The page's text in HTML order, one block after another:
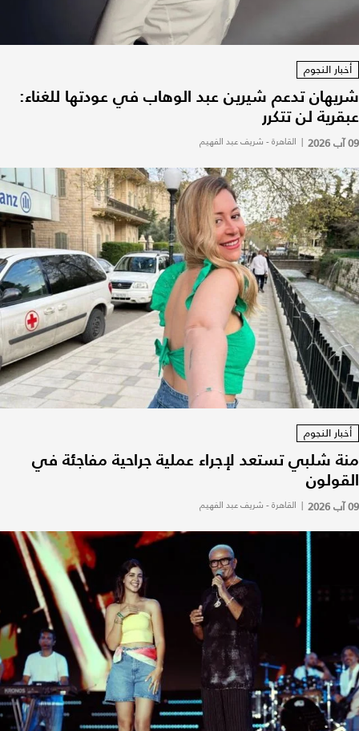
أخبار النجوم
شريهان تدعم شيرين عبد الوهاب في عودتها للغناء:
عبقرية لن تتكرر
09 آب 2026 | القاهرة - شريف عبد الفهيم
أخبار النجوم
منة شلبي تستعد لإجراء عملية جراحية مفاجئة في
القولون
09 آب 2026 | القاهرة - شريف عبد الفهيم